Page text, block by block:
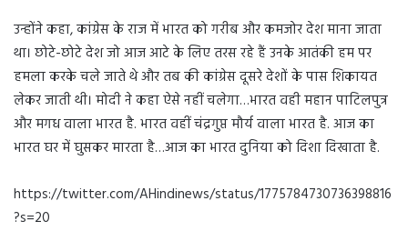
उन्होंने कहा, कांग्रेस के राज में भारत को गरीब और कमजोर देश माना जाता
था। छोटे-छोटे देश जो आज आटे के लिए तरस रहे हैं उनके आतंकी हम पर
हमला करके चले जाते थे और तब की कांग्रेस दूसरे देशों के पास शिकायत
लेकर जाती थी। मोदी ने कहा ऐसे नहीं चलेगा…भारत वही महान पाटिलपुत्र
और मगध वाला भारत है. भारत वहीं चंद्रगुप्त मौर्य वाला भारत है. आज का
भारत घर में घुसकर मारता है…आज का भारत दुनिया को दिशा दिखाता है.
https://twitter.com/AHindinews/status/1775784730736398816
?s=20